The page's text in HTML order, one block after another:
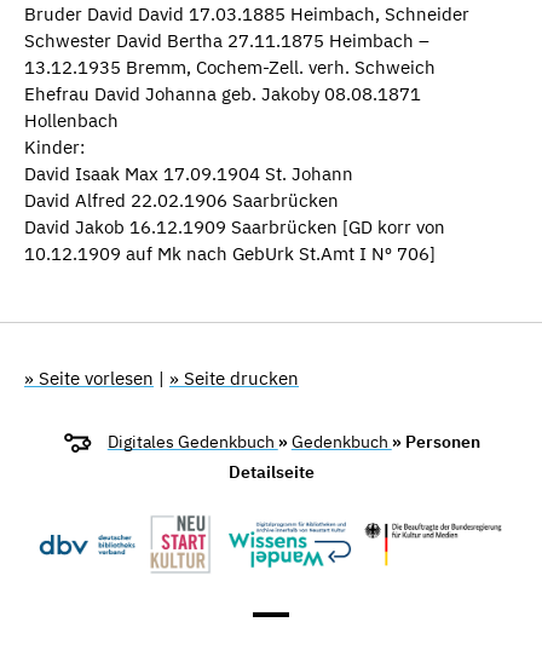
Bruder David David 17.03.1885 Heimbach, Schneider
Schwester David Bertha 27.11.1875 Heimbach –
13.12.1935 Bremm, Cochem-Zell. verh. Schweich
Ehefrau David Johanna geb. Jakoby 08.08.1871
Hollenbach
Kinder:
David Isaak Max 17.09.1904 St. Johann
David Alfred 22.02.1906 Saarbrücken
David Jakob 16.12.1909 Saarbrücken [GD korr von
10.12.1909 auf Mk nach GebUrk St.Amt I Nº 706]
» Seite vorlesen | » Seite drucken
Digitales Gedenkbuch »Gedenkbuch » Personen
Detailseite